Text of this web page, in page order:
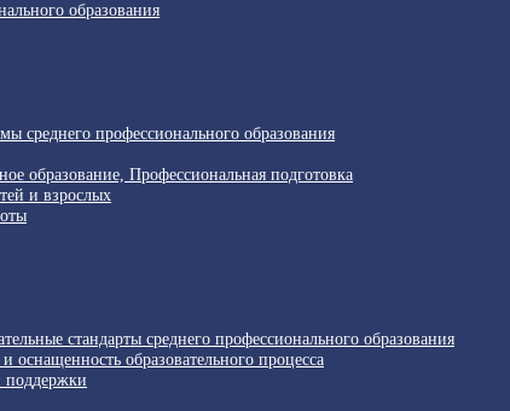
образования
среднего профессионального образования
образование, Профессиональная подготовка
и взрослых
стандарты среднего профессионального образования
оснащенность образовательного процесса
поддержки